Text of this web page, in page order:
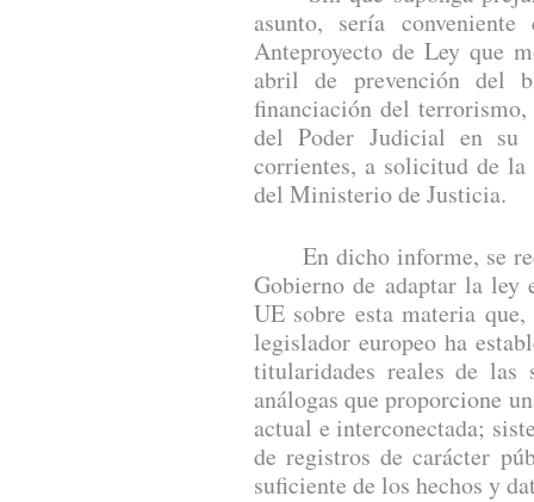
asunto, sería
Anteproyecto de Ley que
abril de prevención del
financiación del
del Poder Judicial en
corrientes, a solicitud de la
del Ministerio de Justicia.
En dicho informe, se
Gobierno de adaptar la
UE sobre esta materia
legislador europeo ha
titularidades reales de las
análogas que proporcione
actual e interconectada;
de registros de carácter
suficiente de los hechos y